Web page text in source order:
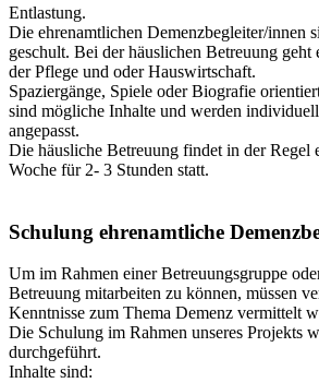
Entlastung.
Die ehrenamtlichen Demenzbegleiter/innen
geschult. Bei der häuslichen Betreuung geht
der Pflege und oder Hauswirtschaft.
Spaziergänge, Spiele oder Biografie
sind mögliche Inhalte und werden
angepasst.
Die häusliche Betreuung findet in der Regel
Woche für 2- 3 Stunden statt.
Schulung ehrenamtliche
Um im Rahmen einer Betreuungsgruppe
Betreuung mitarbeiten zu können, müssen
Kenntnisse zum Thema Demenz vermittelt
Die Schulung im Rahmen unseres Projekts
durchgeführt.
Inhalte sind: